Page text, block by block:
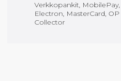
Verkkopankit, MobilePay,
Electron, MasterCard,
Collector